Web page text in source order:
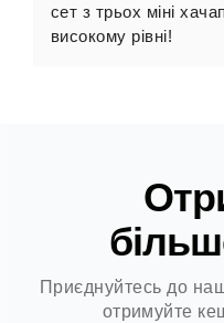
сет з трьох міні
високому рівні!
Приєднуйтесь до
отримуйте